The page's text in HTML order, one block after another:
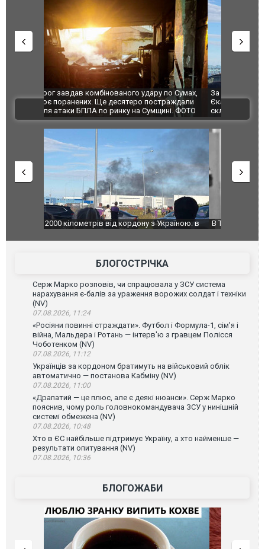
За 2000 кілометрів від кордону з Україною: в
Єкатеринбурзі після атаки дронів загорівся
склад Wildberries. ФОТО. ВІДЕО
"Мої
ВІДЕО
В Таїланді футболіст загинув від удару
постраждали. ВІДЕО
БЛОГОСТРІЧКА
Серж Марко розповів, чи спрацювала у ЗСУ система
нарахування є-балів за ураження ворожих солдат і техніки
(NV)
07.08.2026, 11:24
«Росіяни повинні страждати». Футбол і Формула-1, сім'я і
війна, Мальдера і Ротань — інтерв'ю з гравцем Полісся
Чоботенком (NV)
07.08.2026, 11:12
Українців за кордоном братимуть на військовий облік
автоматично — постанова Кабміну (NV)
07.08.2026, 11:00
«Драпатий — це плюс, але є деякі нюанси». Серж Марко
пояснив, чому роль головнокомандувача ЗСУ у нинішній
системі обмежена (NV)
07.08.2026, 10:48
Хто в ЄС найбільше підтримує Україну, а хто найменше —
результати опитування (NV)
07.08.2026, 10:36
БЛОГОЖАБИ